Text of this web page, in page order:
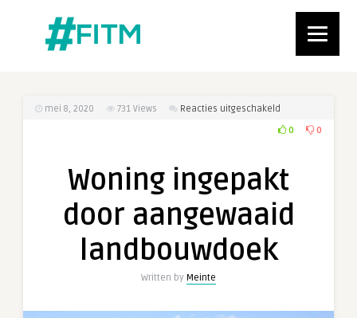
mei 8, 2020 731 Views Reacties uitgeschakeld
Woning
aangewaaid
0 0
Woning ingepakt
door aangewaaid
landbouwdoek
Written by Meinte